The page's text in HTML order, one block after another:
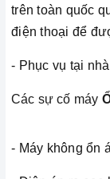
trên toàn quốc
điện thoại để
- Phục vụ tại
Các sự cố máy
- Máy không ổn